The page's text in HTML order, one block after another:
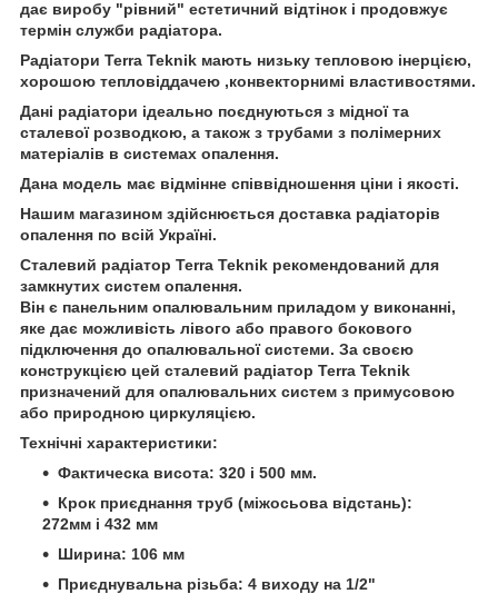
дає виробу "рівний" естетичний відтінок і продовжує
термін служби радіатора.
Радіатори Terra Teknik мають низьку тепловою інерцією,
хорошою тепловіддачею ,конвекторнимі властивостями.
Дані радіатори ідеально поєднуються з мідної та
сталевої розводкою, а також з трубами з полімерних
матеріалів в системах опалення.
Дана модель має відмінне співвідношення ціни і якості.
Нашим магазином здійснюється доставка радіаторів
опалення по всій Україні.
Сталевий радіатор Terra Teknik рекомендований для
замкнутих систем опалення.
Він є панельним опалювальним приладом у виконанні,
яке дає можливість лівого або правого бокового
підключення до опалювальної системи. За своєю
конструкцією цей сталевий радіатор Terra Teknik
призначений для опалювальних систем з примусовою
або природною циркуляцією.
Технічні характеристики:
Фактическа висота: 320 і 500 мм.
Крок приєднання труб (міжосьова відстань):
272мм і 432 мм
Ширина: 106 мм
Приєднувальна різьба: 4 виходу на 1/2"